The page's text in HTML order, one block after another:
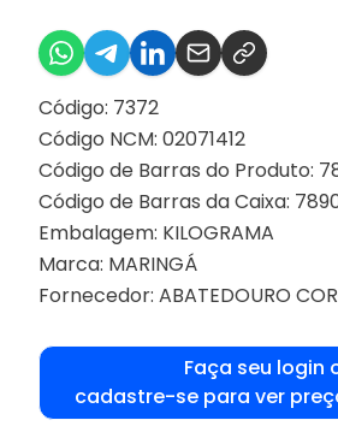
Código: 7372
Código NCM: 02071412
Código de Barras do Produto:
Código de Barras da Caixa:
Embalagem: KILOGRAMA
Marca: MARINGÁ
Fornecedor: ABATEDOURO
Faça seu login
cadastre-se para ver